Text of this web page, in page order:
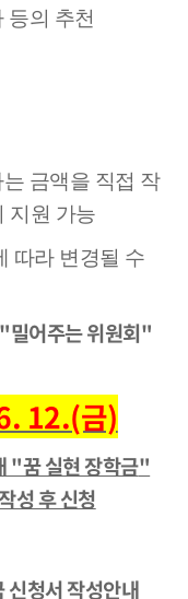
등의 추천
금액을 직접 작
지원 가능
따라 변경될 수
어주는 위원회"
12.(금)
"꿈 실현 장학금"
성 후 신청
청서 작성안내